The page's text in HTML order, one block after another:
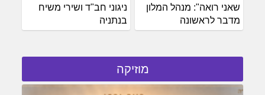
ניגוני חב"ד ושירי משיח
בנתניה
שאני רואה": מנהל המלון
מדבר לראשונה
מוזיקה